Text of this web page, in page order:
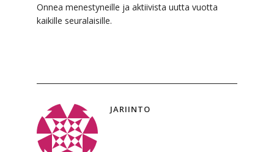
Onnea menestyneille ja aktiivista uutta vuotta
kaikille seuralaisille.
JARIINTO